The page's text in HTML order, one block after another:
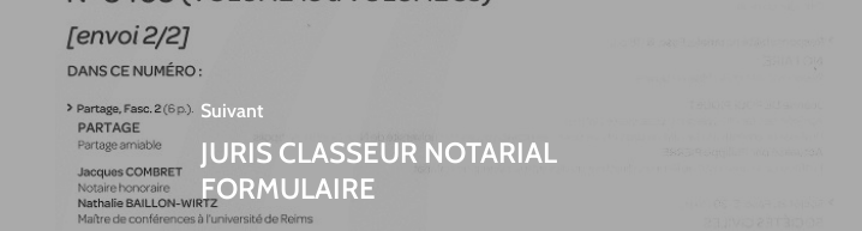
Suivant
JURIS CLASSEUR NOTARIAL
FORMULAIRE